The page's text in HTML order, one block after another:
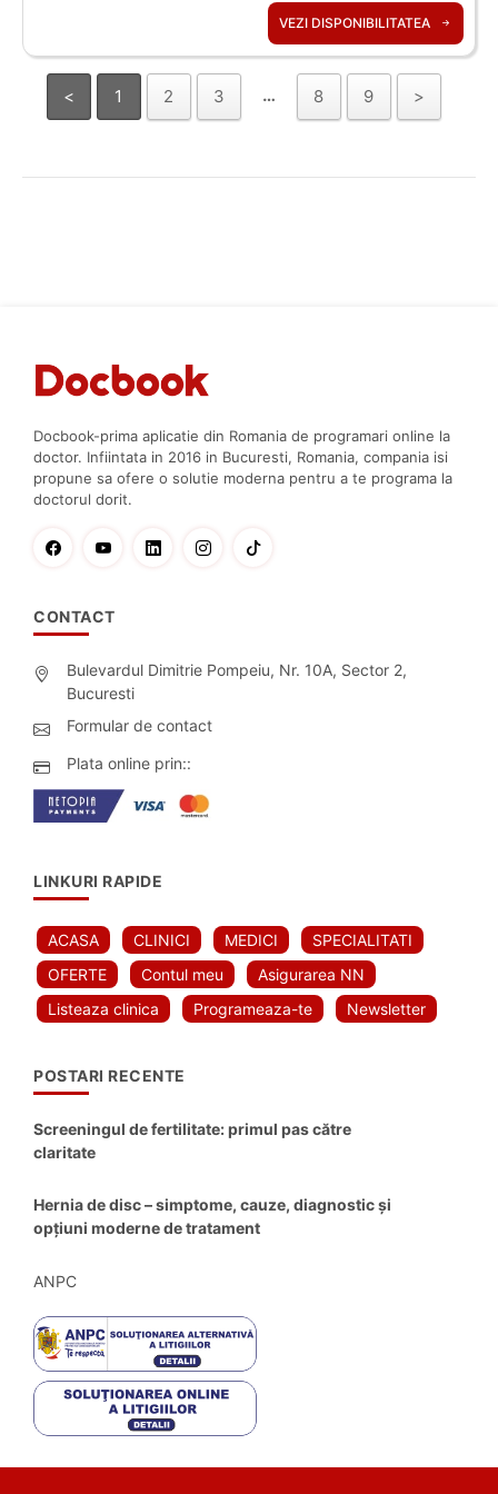
VEZI DISPONIBILITATEA
< 1 2 3 … 8 9 >
Docbook-prima aplicatie din Romania de programari online la
doctor. Infiintata in 2016 in Bucuresti, Romania, compania isi
propune sa ofere o solutie moderna pentru a te programa la
doctorul dorit.
CONTACT
Bulevardul Dimitrie Pompeiu, Nr. 10A, Sector 2,
Bucuresti
Formular de contact
Plata online prin::
LINKURI RAPIDE
ACASA CLINICI MEDICI
SPECIALITATI
OFERTE
Contul meu
Asigurarea NN
Listeaza clinica
Programeaza-te Newsletter
POSTARI RECENTE
Screeningul de fertilitate: primul pas către
claritate
Hernia de disc – simptome, cauze, diagnostic și
opțiuni moderne de tratament
ANPC